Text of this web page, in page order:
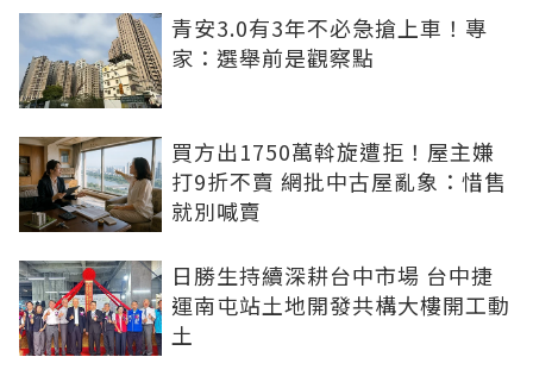
青安3.0有3年不必急搶上車！專
家：選舉前是觀察點
買方出1750萬斡旋遭拒！屋主嫌
打9折不賣 網批中古屋亂象：惜售
就別喊賣
日勝生持續深耕台中市場 台中捷
運南屯站土地開發共構大樓開工動
土